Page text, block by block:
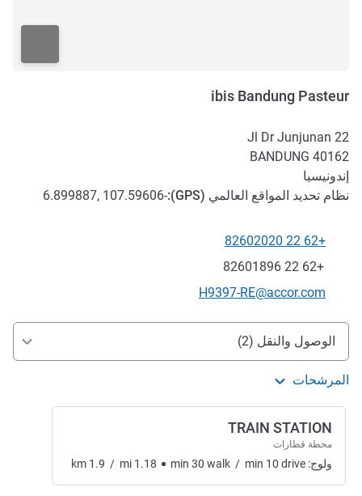
ibis Bandung Pasteur
Jl Dr Junjunan 22
40162
BANDUNG
إندونيسيا
نظام تحديد المواقع العالمي (GPS
):
-6.899887, 107.59606
الهاتف
+62 22 82602020
فاكس
+62 22 82601896
تواصل معنا عبر البريد الإلكتروني
H9397-RE@accor.com
الوصول والتنقل
الوصول والنقل (2)
المرشحات
TRAIN STATION
محطة قطارات
ولوج: km 1.9 / mi 1.18 min 30 walk / min 10 drive